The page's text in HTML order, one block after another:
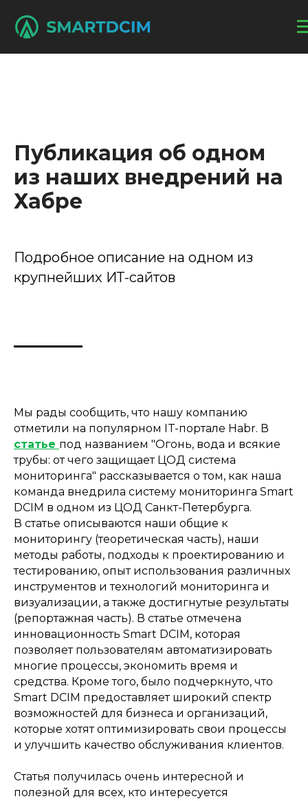
Публикация об одном
из наших внедрений на
Хабре
Подробное описание на одном из
крупнейших ИТ-сайтов
Мы рады сообщить, что нашу компанию
отметили на популярном IT-портале Habr. В
статье под названием "Огонь, вода и всякие
трубы: от чего защищает ЦОД система
мониторинга" рассказывается о том, как наша
команда внедрила систему мониторинга Smart
DCIM в одном из ЦОД Санкт-Петербурга.
В статье описываются наши общие к
мониторингу (теоретическая часть), наши
методы работы, подходы к проектированию и
тестированию, опыт использования различных
инструментов и технологий мониторинга и
визуализации, а также достигнутые результаты
(репортажная часть). В статье отмечена
инновационность Smart DCIM, которая
позволяет пользователям автоматизировать
многие процессы, экономить время и
средства. Кроме того, было подчеркнуто, что
Smart DCIM предоставляет широкий спектр
возможностей для бизнеса и организаций,
которые хотят оптимизировать свои процессы
и улучшить качество обслуживания клиентов.
Статья получилась очень интересной и
полезной для всех, кто интересуется